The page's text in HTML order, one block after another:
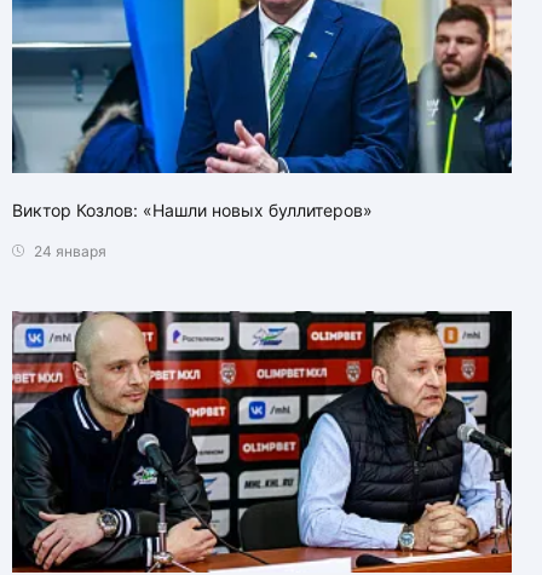
Виктор Козлов: «Нашли новых буллитеров»
24 января